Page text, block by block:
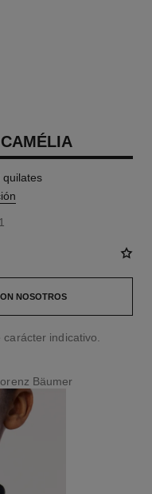
NOSOTROS
indicativo.
Bäumer